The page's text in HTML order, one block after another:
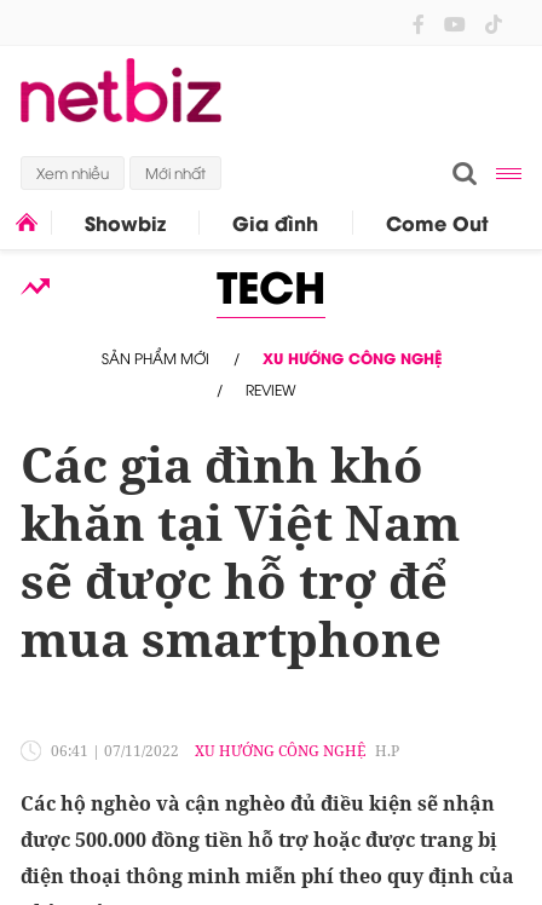
Xem nhiều Mới nhất
Showbiz Gia đình Come Out
TECH
SẢN PHẨM MỚI
XU HƯỚNG CÔNG NGHỆ
REVIEW
Các gia đình khó
khăn tại Việt Nam
sẽ được hỗ trợ để
mua smartphone
06:41 | 07/11/2022 XU HƯỚNG CÔNG NGHỆ H.P
Các hộ nghèo và cận nghèo đủ điều kiện sẽ nhận
được 500.000 đồng tiền hỗ trợ hoặc được trang bị
điện thoại thông minh miễn phí theo quy định của